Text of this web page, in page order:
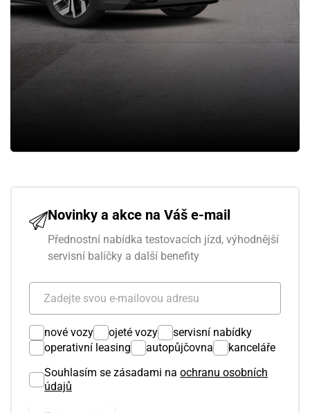
Novinky a akce na Váš e-mail
Přednostní nabídka testovacích jízd, výhodnější
servisní balíčky a další benefity
nové vozy ojeté vozy
servisní nabídky
operativní leasing
autopůjčovna
kanceláře
Souhlasím se zásadami na ochranu osobních
údajů